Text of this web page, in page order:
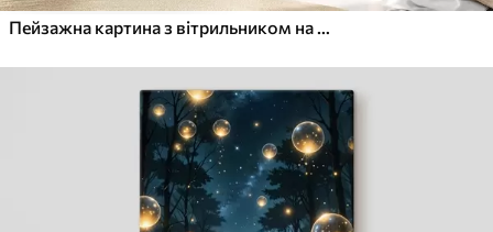
Пейзажна картина з вітрильником на тлі спокійного моря, помаранчево-жовтого неба, далеких гір